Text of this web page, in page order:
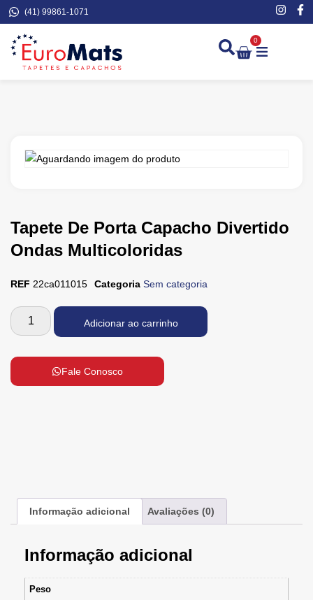
(41) 99861-1071
0
Tapete De Porta Capacho Divertido
Ondas Multicoloridas
REF 22ca011015 Categoria Sem categoria
Adicionar ao carrinho
Fale Conosco
Informação adicional Avaliações (0)
Informação adicional
Peso